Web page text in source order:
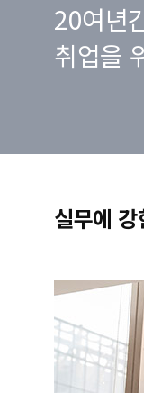
20여년
취업을
실무에